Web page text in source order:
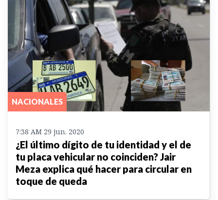
NACIONALES
7:38 AM 29 jun. 2020
¿El último dígito de tu identidad y el de
tu placa vehicular no coinciden? Jair
Meza explica qué hacer para circular en
toque de queda